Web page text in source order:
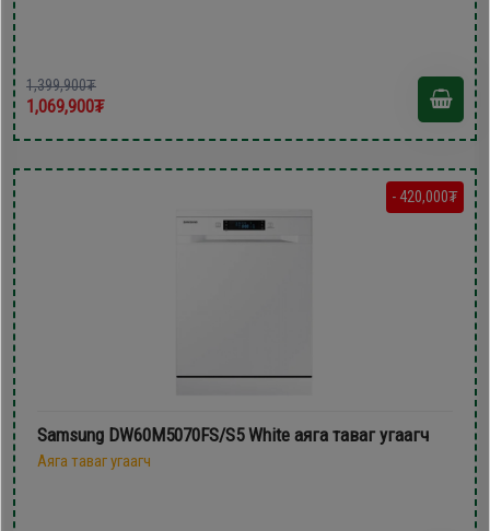
1,399,900₮
1,069,900₮
- 420,000₮
Samsung DW60M5070FS/S5 White аяга таваг угаагч
Аяга таваг угаагч